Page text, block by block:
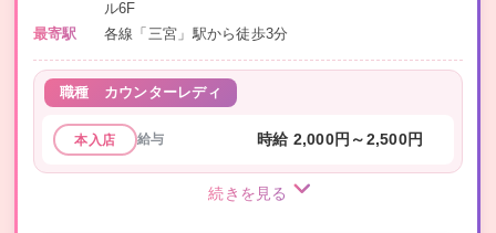
ル6F
最寄駅
各線「三宮」駅から徒歩3分
職種 カウンターレディ
本入店 給与 時給 2,000円～2,500円
続きを見る